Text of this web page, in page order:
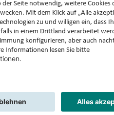
Sie haben
Buchung?